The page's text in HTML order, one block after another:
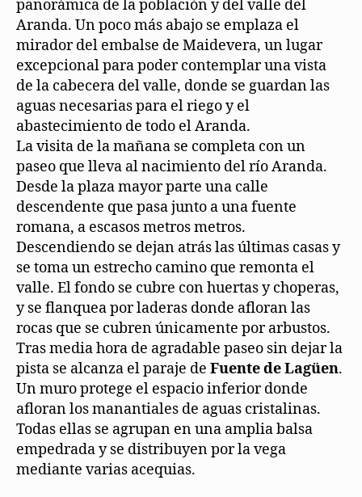
panorámica de la población y del valle del
Aranda. Un poco más abajo se emplaza el
mirador del embalse de Maidevera, un lugar
excepcional para poder contemplar una vista
de la cabecera del valle, donde se guardan las
aguas necesarias para el riego y el
abastecimiento de todo el Aranda.
La visita de la mañana se completa con un
paseo que lleva al nacimiento del río Aranda.
Desde la plaza mayor parte una calle
descendente que pasa junto a una fuente
romana, a escasos metros metros.
Descendiendo se dejan atrás las últimas casas y
se toma un estrecho camino que remonta el
valle. El fondo se cubre con huertas y choperas,
y se flanquea por laderas donde afloran las
rocas que se cubren únicamente por arbustos.
Tras media hora de agradable paseo sin dejar la
pista se alcanza el paraje de Fuente de Lagüen.
Un muro protege el espacio inferior donde
afloran los manantiales de aguas cristalinas.
Todas ellas se agrupan en una amplia balsa
empedrada y se distribuyen por la vega
mediante varias acequias.